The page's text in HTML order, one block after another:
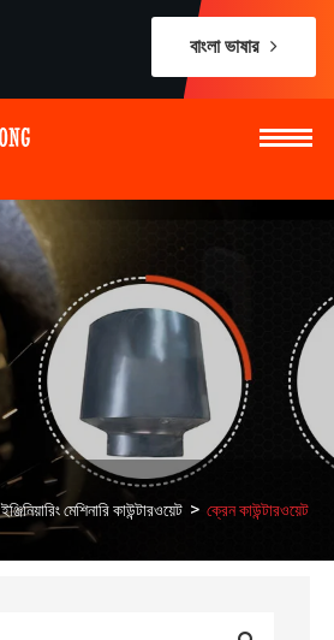
বাংলা ভাষার
ইঞ্জিনিয়ারিং মেশিনারি কাউন্টারওয়েট ক্রেন কাউন্টারওয়েট